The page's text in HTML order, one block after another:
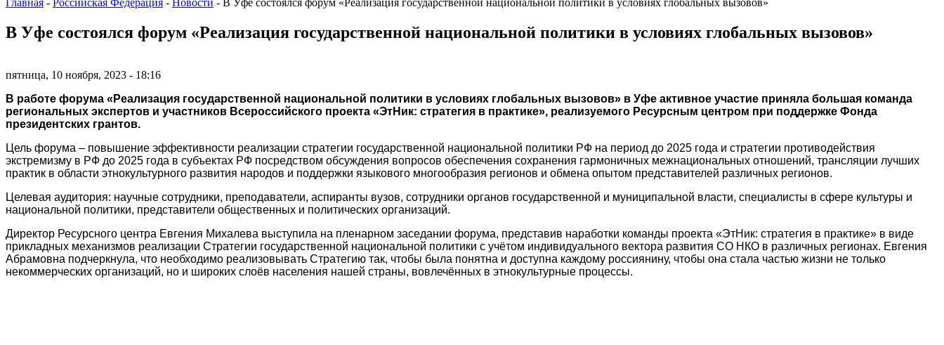
В Уфе состоялся форум «Реализация государственной национальной политики в условиях глобальных вызовов»
пятница, 10 ноября, 2023 - 18:16
В работе форума «Реализация государственной национальной политики в условиях глобальных вызовов» в Уфе активное участие приняла большая команда
региональных экспертов и участников Всероссийского проекта «ЭтНик: стратегия в практике», реализуемого Ресурсным центром при поддержке Фонда
президентских грантов.
Цель форума – повышение эффективности реализации стратегии государственной национальной политики РФ на период до 2025 года и стратегии противодействия
экстремизму в РФ до 2025 года в субъектах РФ посредством обсуждения вопросов обеспечения сохранения гармоничных межнациональных отношений, трансляции лучших
практик в области этнокультурного развития народов и поддержки языкового многообразия регионов и обмена опытом представителей различных регионов.
Целевая аудитория: научные сотрудники, преподаватели, аспиранты вузов, сотрудники органов государственной и муниципальной власти, специалисты в сфере культуры и
национальной политики, представители общественных и политических организаций.
Директор Ресурсного центра Евгения Михалева выступила на пленарном заседании форума, представив наработки команды проекта «ЭтНик: стратегия в практике» в виде
прикладных механизмов реализации Стратегии государственной национальной политики с учётом индивидуального вектора развития СО НКО в различных регионах. Евгения
Абрамовна подчеркнула, что необходимо реализовывать Стратегию так, чтобы была понятна и доступна каждому россиянину, чтобы она стала частью жизни не только
некоммерческих организаций, но и широких слоёв населения нашей страны, вовлечённых в этнокультурные процессы.